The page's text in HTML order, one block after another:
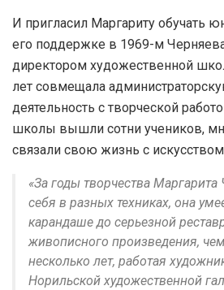
И пригласил Маргариту обучать
его поддержке в 1969-м
директором художественной
лет совмещала
деятельность с творческой
школы вышли сотни учеников,
связали свою жизнь с
«За годы творчества
себя в разных техниках, она
карандаше до серьезной
живописного произведения,
несколько лет, работая
Норильской художественной